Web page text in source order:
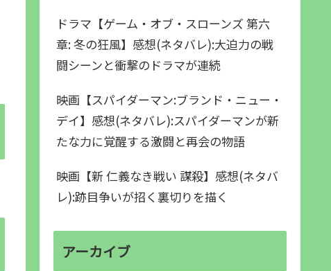
ドラマ【ゲーム・オブ・スローンズ 第六
章: 冬の狂風】感想(ネタバレ):大迫力の戦
闘シーンと衝撃のドラマが連続
映画【スパイダーマン:ブランド・ニュー・
デイ】感想(ネタバレ):スパイダーマンが新
たな力に覚醒する激闘と再会の物語
映画【新 仁義なき戦い 謀殺】感想(ネタバ
レ):跡目争いが招く裏切りを描く
アーカイブ